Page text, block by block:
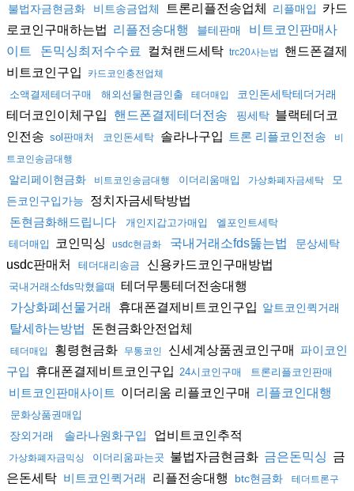
불법자금현금화 비트송금업체 트론리플전송업체 리플매입
카드
로코인구매하는법 리플전송대행 블테판매
비트코인판매사
이트
돈믹싱최저수수료 컬쳐랜드세탁 trc20사는법
핸드폰결제
비트코인구입
카드코인충전업체
소액결제테더구매 해외선물현금인출 테더매입 코인돈세탁테더거래
테더코인이체구입 핸드폰결제테더전송 핑세탁 블랙테더코
인전송 sol판매처 코인돈세탁 솔라나구입 트론 리플코인전송
비
트코인송금대행
알리페이현금화 비트코인송금대행 이더리움매입 가상화폐자금세탁
모
든코인구입가능
정치자금세탁방법
돈현금화해드립니다 개인지갑고가매입
엘포인트세탁
테더매입
코인믹싱 usdc현금화 국내거래소fds뚫는법 문상세탁
usdc판매처 테더대리송금 신용카드코인구매방법
국내거래소fds막혔을때 테더무통테더전송대행
가상화폐선물거래 휴대폰결제비트코인구입 알트코인퀵거래
탈세하는방법 돈현금화안전업체
테더매입 횡령현금화 무통코인 신세계상품권코인구매
파이코인
구입 휴대폰결제비트코인구입 24시코인구매 트론리플코인판매
비트코인판매사이트 이더리움 리플코인구매 리플코인대행
문화상품권매입
장외거래 솔라나원화구입 업비트코인추적
가상화폐자금믹싱 이더리움파는곳 불법자금현금화 금은돈믹싱 금
은돈세탁 비트코인퀵거래 리플전송대행 btc현금화
테더트론구